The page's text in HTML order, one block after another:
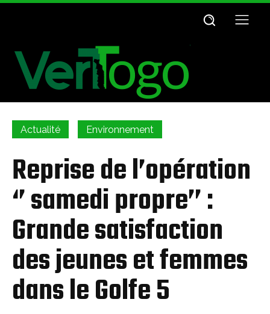
Actualité Environnement
Reprise de l’opération
‘’ samedi propre’’ :
Grande satisfaction
des jeunes et femmes
dans le Golfe 5